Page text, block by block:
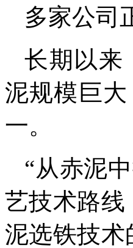
多家公司
长期以来
泥规模巨
一。
“从赤泥
艺技术路线
泥选铁技术